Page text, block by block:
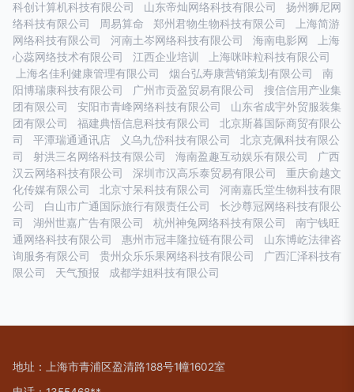
科创计算机科技有限公司
山东帝灿网络科技有限公司
扬州狮尼网
络科技有限公司
周易算命 郑州君物生物科技有限公司
上海简游
网络科技有限公司
河南土岑网络科技有限公司 海南电影网
上海
心蕊网络技术有限公司
江西企业培训
上海咪咔粒科技有限公司
上海名佳利健康管理有限公司
烟台弘寿康营销策划有限公司
南
阳博瑞康科技有限公司
广州市贡盈贸易有限公司
搜信信用产业集
团有限公司
安阳市青峰网络科技有限公司
山东省成宇外贸服装集
团有限公司
福建典悟信息科技有限公司
北京斯暮国际商贸有限公
司
平潭瑞通通讯店 义乌九岱科技有限公司
北京克佩科技有限公
司
射洪三名网络科技有限公司 海南盈趣互动娱乐有限公司
广西
汉云网络科技有限公司
深圳市汉高乐泰贸易有限公司
重庆俞越文
化传媒有限公司
北京寸呆科技有限公司
河南嘉氏堂生物科技有限
公司
白山市广通国际旅行有限责任公司
长沙尊冠网络科技有限公
司
湖州世嘉广告有限公司 杭州神兔网络科技有限公司
南宁钱旺
通网络科技有限公司
惠州市冠丰隆拉链有限公司
山东博屹法律咨
询服务有限公司
贵州众乐乐果网络科技有限公司
广西汇泽科技有
限公司
天气预报 成都学姐科技有限公司
地址：上海市青浦区盈清路188号1幢1602室